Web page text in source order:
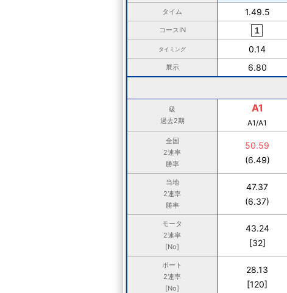
タイム 1.49.5
コースIN
タイミング 0.14
展示 6.80
級
過去2期
A1
A1/A1
全国
2連率
勝率
50.59
(6.49)
当地
2連率
勝率
47.37
(6.37)
モータ
2連率
[No]
43.24
[32]
ボート
2連率
[No]
28.13
[120]